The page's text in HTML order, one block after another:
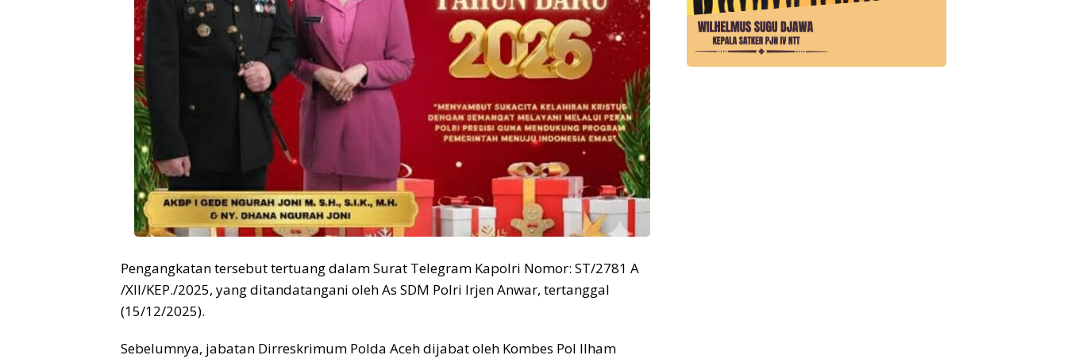
Pengangkatan tersebut tertuang dalam Surat Telegram Kapolri Nomor: ST/2781 A
/XII/KEP./2025, yang ditandatangani oleh As SDM Polri Irjen Anwar, tertanggal
(15/12/2025).
Sebelumnya, jabatan Dirreskrimum Polda Aceh dijabat oleh Kombes Pol Ilham